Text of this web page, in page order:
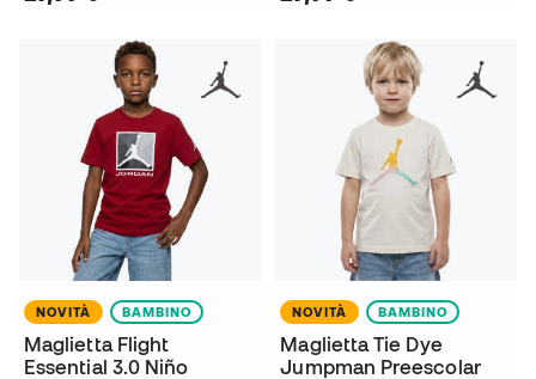
NOVITÀ BAMBINO
Maglietta Flight
Essential 3.0 Niño
NOVITÀ BAMBINO
Maglietta Tie Dye
Jumpman Preescolar